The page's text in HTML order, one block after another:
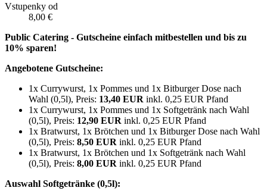
Vstupenky od
8,00 €
Public Catering - Gutscheine einfach mitbestellen und bis zu
10% sparen!
Angebotene Gutscheine:
1x Currywurst, 1x Pommes und 1x Bitburger Dose nach
Wahl (0,5l), Preis: 13,40 EUR inkl. 0,25 EUR Pfand
1x Currywurst, 1x Pommes und 1x Softgetränk nach Wahl
(0,5l), Preis: 12,90 EUR inkl. 0,25 EUR Pfand
1x Bratwurst, 1x Brötchen und 1x Bitburger Dose nach Wahl
(0,5l), Preis: 8,50 EUR inkl. 0,25 EUR Pfand
1x Bratwurst, 1x Brötchen und 1x Softgetränk nach Wahl
(0,5l), Preis: 8,00 EUR inkl. 0,25 EUR Pfand
Auswahl Softgetränke (0,5l):